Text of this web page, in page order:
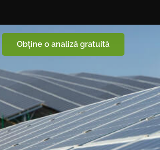
Obține o analiză gratuită